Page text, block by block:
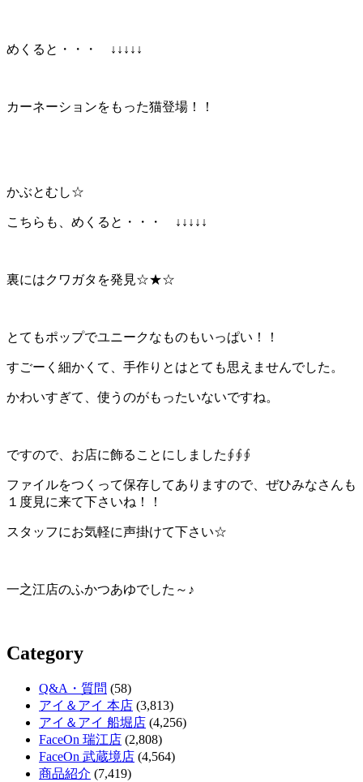
めくると・・・ ↓↓↓↓↓
カーネーションをもった猫登場！！
かぶとむし☆
こちらも、めくると・・・ ↓↓↓↓↓
裏にはクワガタを発見☆★☆
とてもポップでユニークなものもいっぱい！！
すごーく細かくて、手作りとはとても思えませんでした。
かわいすぎて、使うのがもったいないですね。
ですので、お店に飾ることにしました∮∮∮
ファイルをつくって保存してありますので、ぜひみなさんも
１度見に来て下さいね！！
スタッフにお気軽に声掛けて下さい☆
一之江店のふかつあゆでした～♪
Category
Q&A・質問 (58)
アイ＆アイ 本店 (3,813)
アイ＆アイ 船堀店 (4,256)
FaceOn 瑞江店 (2,808)
FaceOn 武蔵境店 (4,564)
商品紹介 (7,419)